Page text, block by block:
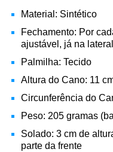
Material: Sintético
Fechamento: Por
ajustável, já na
Palmilha: Tecido
Altura do Cano: 11
Circunferência do
Peso: 205 gramas
Solado: 3 cm de
parte da frente